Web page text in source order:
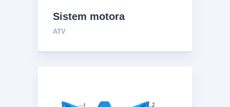
Sistem motora
ATV